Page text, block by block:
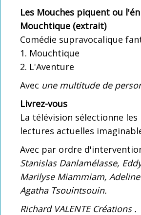
Les Mouches piquent ou
Mouchtique (extrait)
Comédie supravocalique
1. Mouchtique
2. L'Aventure
Avec une multitude de
Livrez-vous
La télévision sélectionne les
lectures actuelles
Avec par ordre
Stanislas Danlamélasse,
Marilyse Miammiam,
Agatha Tsouintsouin.
Richard VALENTE Créations .